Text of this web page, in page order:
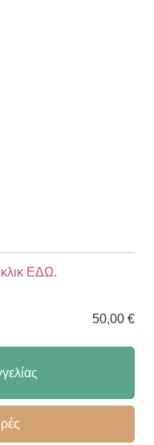
ΕΔΩ.
50,00 €